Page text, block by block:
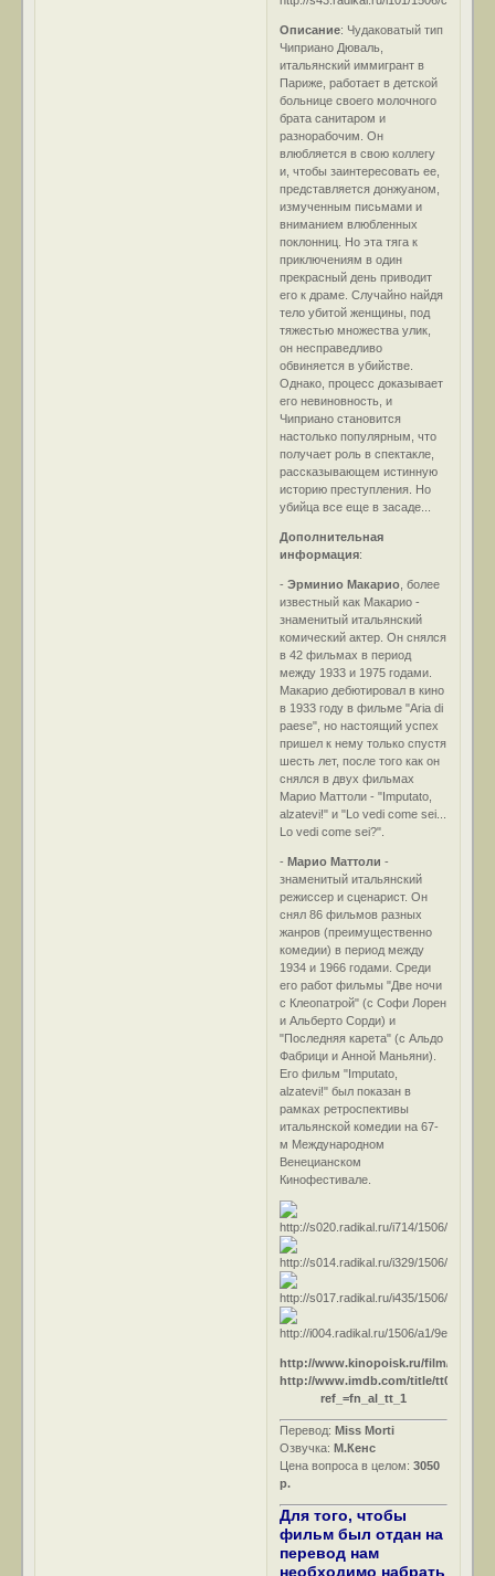
Описание: Чудаковатый тип
Чиприано Дюваль,
итальянский иммигрант в
Париже, работает в детской
больнице своего молочного
брата санитаром и
разнорабочим. Он
влюбляется в свою коллегу
и, чтобы заинтересовать ее,
представляется донжуаном,
измученным письмами и
вниманием влюбленных
поклонниц. Но эта тяга к
приключениям в один
прекрасный день приводит
его к драме. Случайно найдя
тело убитой женщины, под
тяжестью множества улик,
он несправедливо
обвиняется в убийстве.
Однако, процесс доказывает
его невиновность, и
Чиприано становится
настолько популярным, что
получает роль в спектакле,
рассказывающем истинную
историю преступления. Но
убийца все еще в засаде...
Дополнительная
информация:
-Эрминио Макарио , более
известный как Макарио -
знаменитый итальянский
комический актер. Он снялся
в 42 фильмах в период
между 1933 и 1975 годами.
Макарио дебютировал в кино
в 1933 году в фильме "Aria di
paese", но настоящий успех
пришел к нему только спустя
шесть лет, после того как он
снялся в двух фильмах
Марио Маттоли - "Imputato,
alzatevi!" и "Lo vedi come sei...
Lo vedi come sei?".
-Марио Маттоли -
знаменитый итальянский
режиссер и сценарист. Он
снял 86 фильмов разных
жанров (преимущественно
комедии) в период между
1934 и 1966 годами. Среди
его работ фильмы "Две ночи
с Клеопатрой" (с Софи Лорен
и Альберто Сорди) и
"Последняя карета" (с Альдо
Фабрици и Анной Маньяни).
Его фильм "Imputato,
alzatevi!" был показан в
рамках ретроспективы
итальянской комедии на 67-
м Международном
Венецианском
Кинофестивале.
http://www.kinopoisk.ru/film/128933/
http://www.imdb.com/title/
ref_=fn_al_tt_1
Перевод:Miss Morti
Озвучка:М.Кенс
Цена вопроса в целом:3050
р.
Для того, чтобы
фильм был отдан на
перевод нам
необходимо набрать